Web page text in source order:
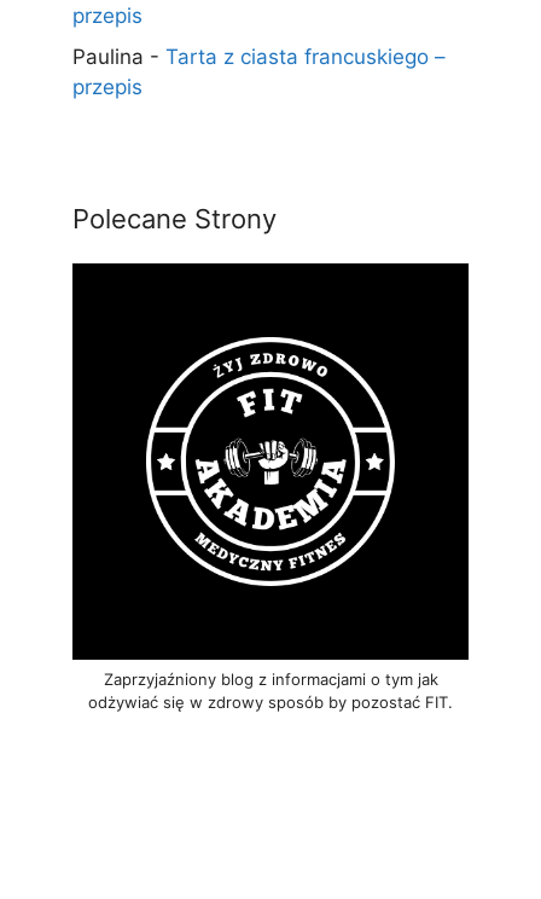
przepis
Paulina - Tarta z ciasta francuskiego –
przepis
Polecane Strony
Zaprzyjaźniony blog z informacjami o tym jak
odżywiać się w zdrowy sposób by pozostać FIT.